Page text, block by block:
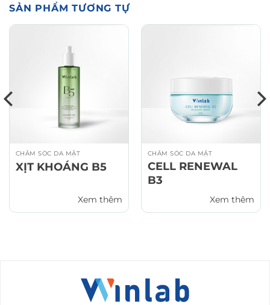
SẢN PHẨM TƯƠNG TỰ
CHĂM SÓC DA MẶT
XỊT KHOÁNG B5
Xem thêm
CHĂM SÓC DA MẶT
CELL RENEWAL
B3
Xem thêm